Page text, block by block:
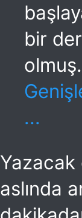
bir
olmuş.
...
aslında